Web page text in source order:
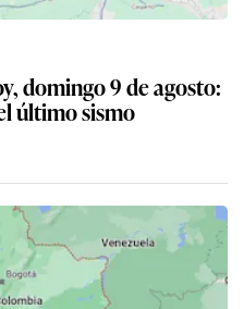
domingo 9 de agosto:
último sismo